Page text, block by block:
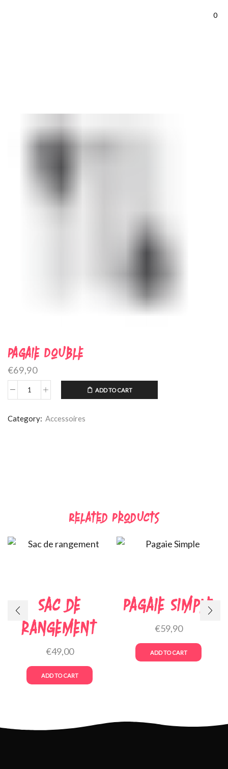
0
Pagaie Double
€69,90
ADD TO CART
Category: Accessoires
Related Products
Sac de
rangement
€49,00
ADD TO CART
Pagaie Simple
€59,90
ADD TO CART